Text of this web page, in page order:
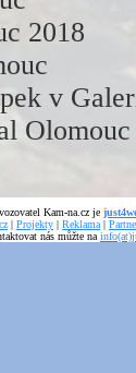
2018
v
Olomouc
Kam-na.cz je
| Projekty | Reklama |
nás můžte na